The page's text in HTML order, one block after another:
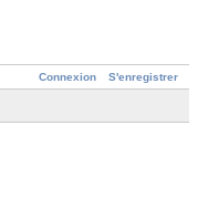
Connexion S'enregistrer